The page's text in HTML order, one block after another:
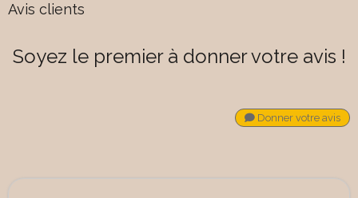
Avis clients
Soyez le premier à donner votre avis !
Donner votre avis